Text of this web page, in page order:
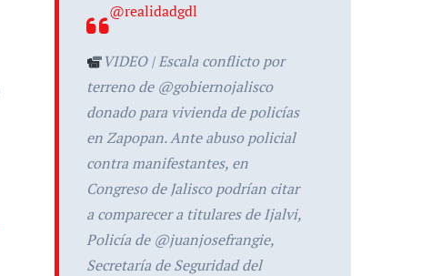
@realidadgdl
VIDEO | Escala conflicto por
terreno de @gobiernojalisco
donado para vivienda de policías
en Zapopan. Ante abuso policial
contra manifestantes, en
Congreso de Jalisco podrían citar
a comparecer a titulares de Ijalvi,
Policía de @juanjosefrangie,
Secretaría de Seguridad del